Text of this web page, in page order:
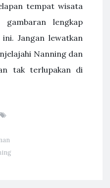
tempat wisata
lengkap
Jangan lewatkan
Nanning dan
tak terlupakan di